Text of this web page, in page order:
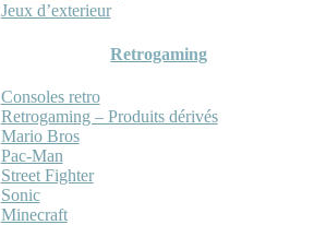
Jeux d’exterieur
Retrogaming
Consoles retro
Retrogaming – Produits dérivés
Mario Bros
Pac-Man
Street Fighter
Sonic
Minecraft